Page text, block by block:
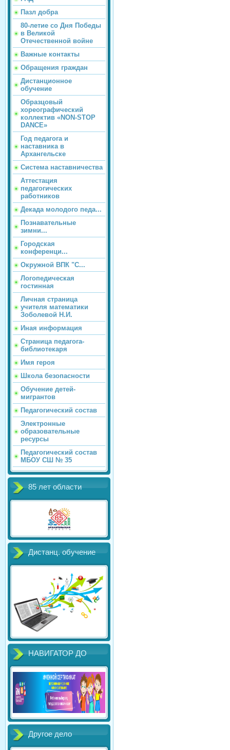
Пазл добра
80-летие со Дня Победы
в Великой
Отечественной войне
Важные контакты
Обращения граждан
Дистанционное
обучение
Образцовый
хореографический
коллектив «NON-STOP
DANCE»
Год педагога и
наставника в
Архангельске
Система наставничества
Аттестация
педагогических
работников
Декада молодого педа...
Познавательные
зимни...
Городская
конференци...
Окружной ВПК "С...
Логопедическая
гостинная
Личная страница
учителя математики
Зоболевой Н.И.
Иная информация
Страница педагога-
библиотекаря
Имя героя
Школа безопасности
Обучение детей-
мигрантов
Педагогический состав
Электронные
образовательные
ресурсы
Педагогический состав
МБОУ СШ № 35
85 лет области
Дистанц. обучение
НАВИГАТОР ДО
Другое дело